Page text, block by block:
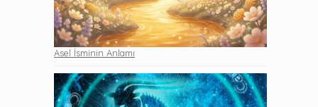
Asel İsminin Anlamı